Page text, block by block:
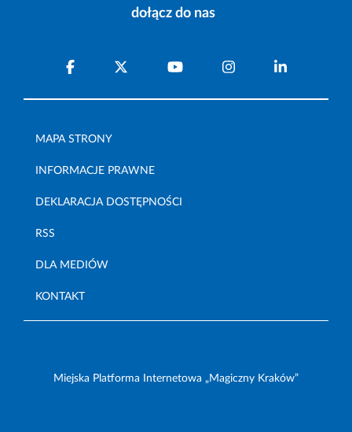
dołącz do nas
MAPA STRONY
INFORMACJE PRAWNE
DEKLARACJA DOSTĘPNOŚCI
RSS
DLA MEDIÓW
KONTAKT
Miejska Platforma Internetowa „Magiczny Kraków”